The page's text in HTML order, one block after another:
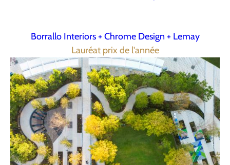
Borrallo Interiors + Chrome Design + Lemay
Lauréat prix de l'année